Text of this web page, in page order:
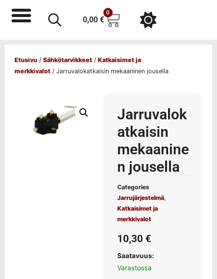
0,00 €
0
Etusivu / Sähkötarvikkeet / Katkaisimet ja
merkkivalot / Jarruvalokatkaisin mekaaninen jousella
Jarruvalok
atkaisin
mekaanine
n jousella
Categories
Jarrujärjestelmä,
Katkaisimet ja
merkkivalot
10,30 €
Saatavuus:
Varastossa